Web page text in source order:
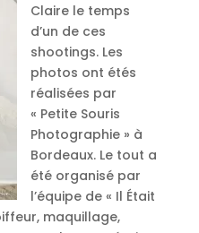
Claire le temps
d’un de ces
shootings. Les
photos ont étés
réalisées par
« Petite Souris
Photographie » à
Bordeaux. Le tout a
été organisé par
l’équipe de « Il Était
maquillage,